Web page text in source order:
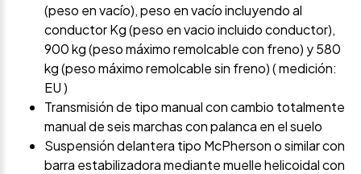
(peso en vacío), peso en vacío incluyendo al
conductor Kg (peso en vacio incluido conductor),
900 kg (peso máximo remolcable con freno) y 580
kg (peso máximo remolcable sin freno) ( medición:
EU )
Transmisión de tipo manual con cambio totalmente
manual de seis marchas con palanca en el suelo
Suspensión delantera tipo McPherson o similar con
barra estabilizadora mediante muelle helicoidal con